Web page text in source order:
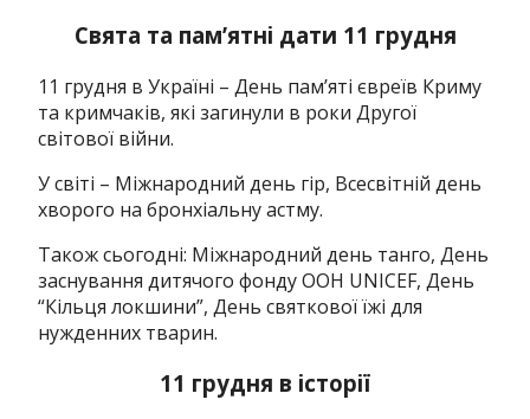
Свята та пам’ятні дати 11 грудня
11 грудня в Україні – День пам’яті євреїв Криму
та кримчаків, які загинули в роки Другої
світової війни.
У світі – Міжнародний день гір, Всесвітній день
хворого на бронхіальну астму.
Також сьогодні: Міжнародний день танго, День
заснування дитячого фонду ООН UNICEF, День
“Кільця локшини”, День святкової їжі для
нужденних тварин.
11 грудня в історії